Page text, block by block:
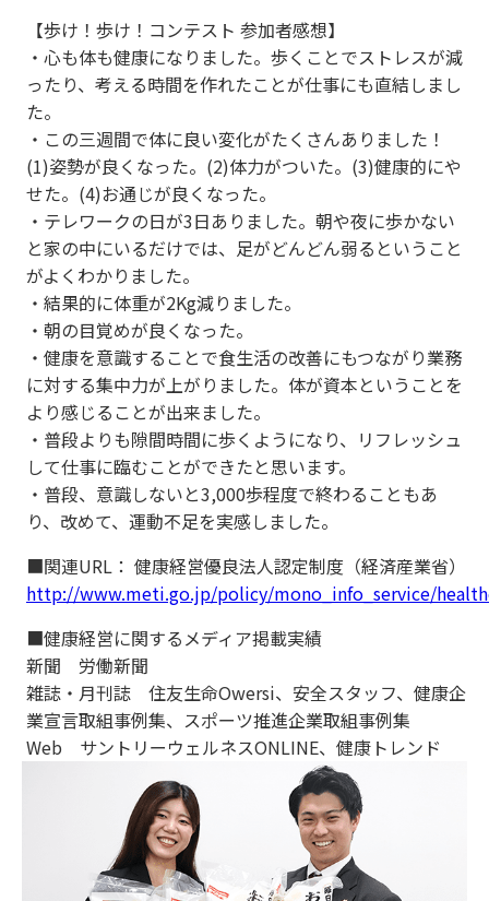
【歩け！歩け！コンテスト 参加者感想】
・心も体も健康になりました。歩くことでストレスが減
ったり、考える時間を作れたことが仕事にも直結しまし
た。
・この三週間で体に良い変化がたくさんありました！
(1)姿勢が良くなった。(2)体力がついた。(3)健康的にや
せた。(4)お通じが良くなった。
・テレワークの日が3日ありました。朝や夜に歩かない
と家の中にいるだけでは、足がどんどん弱るということ
がよくわかりました。
・結果的に体重が2Kg減りました。
・朝の目覚めが良くなった。
・健康を意識することで食生活の改善にもつながり業務
に対する集中力が上がりました。体が資本ということを
より感じることが出来ました。
・普段よりも隙間時間に歩くようになり、リフレッシュ
して仕事に臨むことができたと思います。
・普段、意識しないと3,000歩程度で終わることもあ
り、改めて、運動不足を実感しました。
■関連URL： 健康経営優良法人認定制度（経済産業省）
http://www.meti.go.jp/policy/mono_info_service/
■健康経営に関するメディア掲載実績
新聞 労働新聞
雑誌・月刊誌 住友生命Owersi、安全スタッフ、健康企
業宣言取組事例集、スポーツ推進企業取組事例集
Web サントリーウェルネスONLINE、健康トレンド